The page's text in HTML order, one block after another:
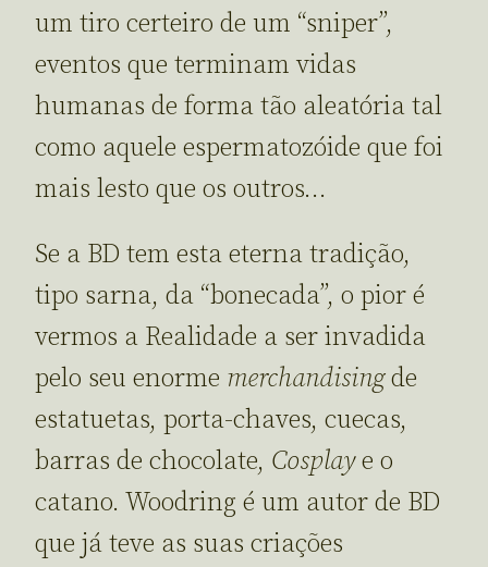
um tiro certeiro de um “sniper”,
eventos que terminam vidas
humanas de forma tão aleatória tal
como aquele espermatozóide que foi
mais lesto que os outros…
Se a BD tem esta eterna tradição,
tipo sarna, da “bonecada”, o pior é
vermos a Realidade a ser invadida
pelo seu enorme merchandisingde
estatuetas, porta-chaves, cuecas,
barras de chocolate, Cosplaye o
catano. Woodring é um autor de BD
que já teve as suas criações